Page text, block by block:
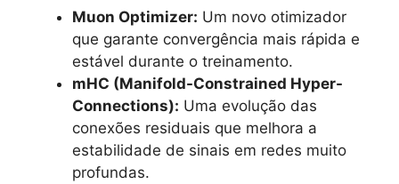
Muon Optimizer: Um novo otimizador
que garante convergência mais rápida e
estável durante o treinamento.
mHC (Manifold-Constrained Hyper-
Connections): Uma evolução das
conexões residuais que melhora a
estabilidade de sinais em redes muito
profundas.